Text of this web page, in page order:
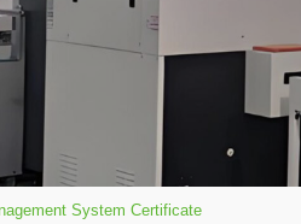
System Certificate